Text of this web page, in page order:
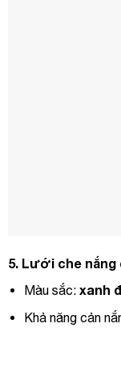
5. Lưới che nắng
Màu sắc: xanh
Khả năng cản